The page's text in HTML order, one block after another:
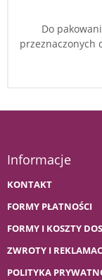
Do
przeznaczonych
Informacje
KONTAKT
FORMY PŁATNOŚCI
FORMY I KOSZTY
ZWROTY I
POLITYKA